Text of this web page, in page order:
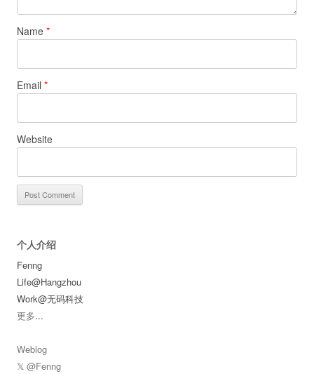
Name *
Email *
Website
个人介绍
Fenng
Life@Hangzhou
Work@无码科技
更多...
Weblog
𝕏 @Fenng